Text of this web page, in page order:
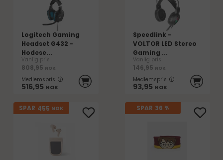
Logitech Gaming
Headset G432 -
Hodese...
Vanlig pris
808,95 NOK
Medlemspris
516,95 NOK
Speedlink -
VOLTOR LED Stereo
Gaming ...
Vanlig pris
146,95 NOK
Medlemspris
93,95 NOK
SPAR 455 NOK SPAR 36 %